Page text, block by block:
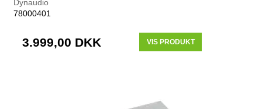
Dynaudio
78000401
3.999,00 DKK VIS PRODUKT